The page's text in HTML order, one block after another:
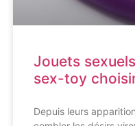
Jouets
sex-toy
Depuis leurs